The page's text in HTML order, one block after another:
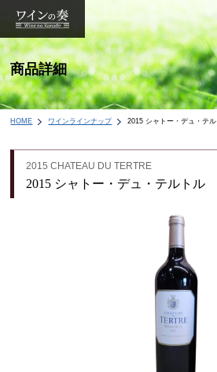
商品詳細
HOME ワインラインナップ 2015 シャトー・デュ・テ
2015 CHATEAU DU TERTRE
2015 シャトー・デュ・テルトル